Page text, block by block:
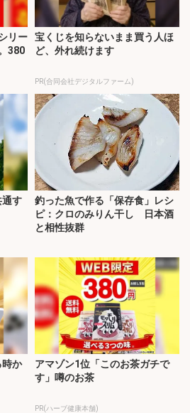
リー
380
宝くじを知らないまま買う人ほ
ど、外れ続けます
PR(合同会社デジタルファーム)
通す
釣った魚で作る「保存食」レシ
ピ：クロのみりん干し 日本酒
と相性抜群
時か
アマゾン1位「このお茶ガチで
す」噂のお茶
PR(ハーブ健康本舗)